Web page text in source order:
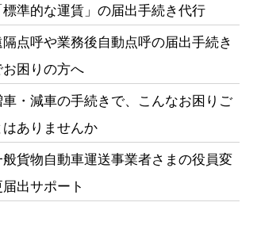
標準的な運賃」の届出手続き代行
隔点呼や業務後自動点呼の届出手続き
お困りの方へ
車・減車の手続きで、こんなお困りご
はありませんか
般貨物自動車運送事業者さまの役員変
届出サポート